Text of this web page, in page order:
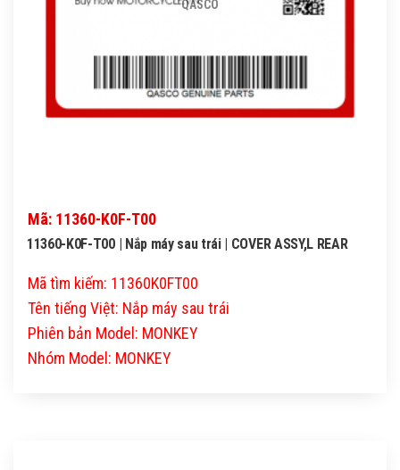
QASCO
Mã: 11360-K0F-T00
11360-K0F-T00 | Nắp máy sau trái | COVER ASSY,L REAR
Mã tìm kiếm: 11360K0FT00
Tên tiếng Việt: Nắp máy sau trái
Phiên bản Model: MONKEY
Nhóm Model: MONKEY